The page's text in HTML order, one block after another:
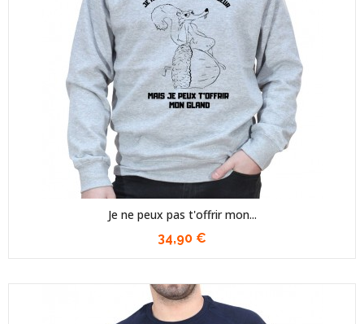
Je ne peux pas t'offrir mon...
34,90 €